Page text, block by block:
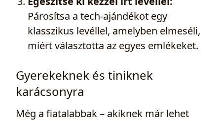
Párosítsa a tech‑ajándékot egy
klasszikus levéllel, amelyben elmeséli,
miért választotta az egyes emlékeket.
Gyerekeknek és tiniknek
karácsonyra
Még a fiatalabbak – akiknek már lehet